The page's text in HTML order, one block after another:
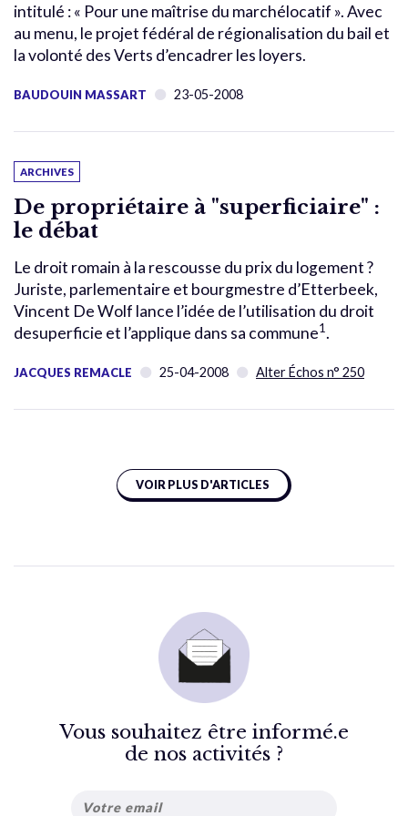
intitulé : « Pour une maîtrise du marchélocatif ». Avec
au menu, le projet fédéral de régionalisation du bail et
la volonté des Verts d’encadrer les loyers.
BAUDOUIN MASSART 23-05-2008
ARCHIVES
De propriétaire à "superficiaire" :
le débat
Le droit romain à la rescousse du prix du logement ?
Juriste, parlementaire et bourgmestre d’Etterbeek,
Vincent De Wolf lance l’idée de l’utilisation du droit
desuperficie et l’applique dans sa commune1.
JACQUES REMACLE 25-04-2008 Alter Échos n° 250
VOIR PLUS D'ARTICLES
Vous souhaitez être informé.e
de nos activités ?